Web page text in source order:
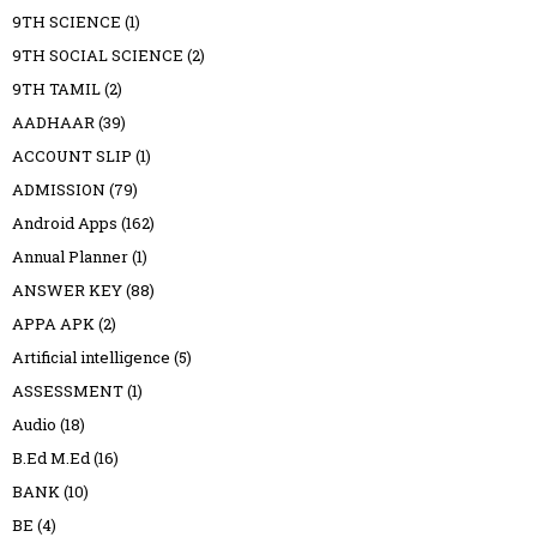
9TH SCIENCE (1)
9TH SOCIAL SCIENCE (2)
9TH TAMIL(2)
AADHAAR(39)
ACCOUNT SLIP (1)
ADMISSION (79)
Android Apps (162)
Annual Planner(1)
ANSWER KEY(88)
APPA APK(2)
Artificial intelligence (5)
ASSESSMENT(1)
Audio (18)
B.Ed M.Ed(16)
BANK(10)
BE (4)